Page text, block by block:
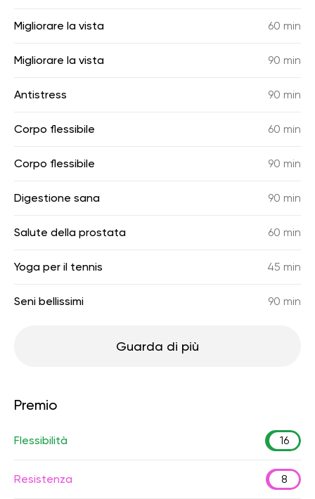
Migliorare la vista 60 min
Migliorare la vista 90 min
Antistress 90 min
Corpo flessibile 60 min
Corpo flessibile 90 min
Digestione sana 90 min
Salute della prostata 60 min
Yoga per il tennis 45 min
Seni bellissimi 90 min
Guarda di più
Premio
Flessibilità 16
Resistenza 8